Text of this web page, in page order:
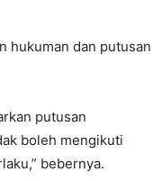
hukuman dan putusan
putusan
boleh mengikuti
bebernya.